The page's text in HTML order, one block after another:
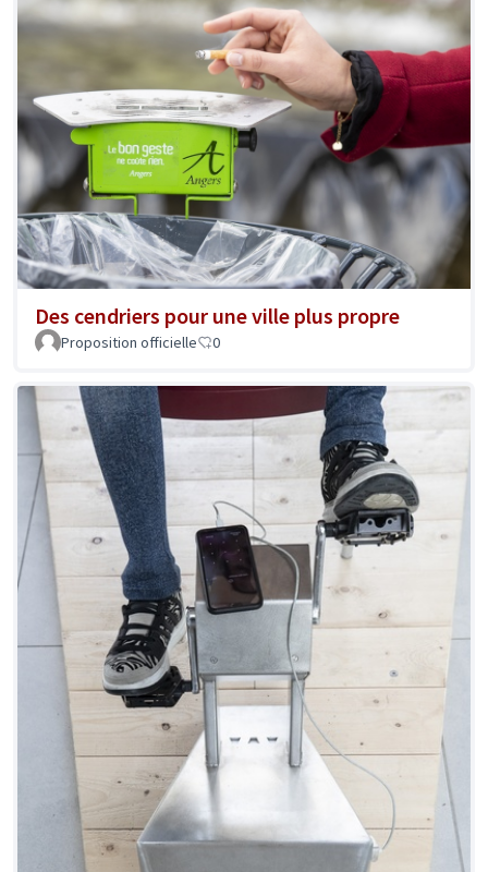
Des cendriers pour une ville plus propre
Proposition officielle 0